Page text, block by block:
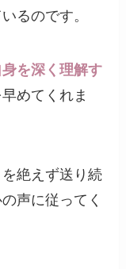
るのです。
身を深く理解す
めてくれま
絶えず送り続
声に従ってく